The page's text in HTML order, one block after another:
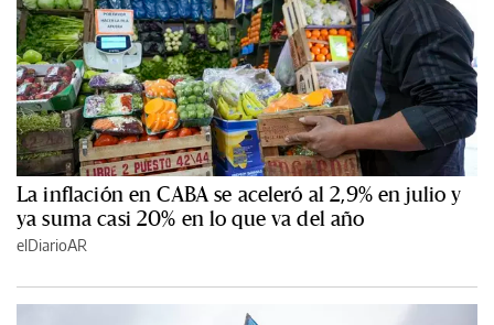
La inflación en CABA se aceleró al 2,9% en julio y
ya suma casi 20% en lo que va del año
elDiarioAR